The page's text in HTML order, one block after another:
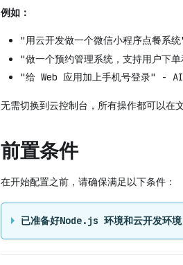
例如：
"用云开发做一个微信小程序点餐系
"做一个预约管理系统，支持用户
"给 Web 应用加上手机号登录" -
无需切换到云控制台，所有操作都可以在
前置条件
在开始配置之前，请确保满足以下条件：
已准备好Node.js 环境和云开发环境